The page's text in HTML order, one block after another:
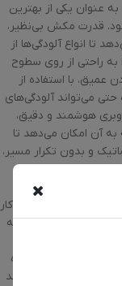
عنوان یکی از بهترین
قدرت مکش بی‌نظیر،
تا انواع آلودگی‌ها از
به راحتی از روی سطوح
با استفاده از
می‌تواند آلودگی‌های
هوشمند و دقیق،
آن امکان می‌دهد تا
و بدون تکرار مسیر،
از اپلیکیشن همراه،
به آن‌ها وارد شود،
برای نظافت خودکار
تمیز و مرتب داشته
صدای کم این دستگاه
نکند. تمیز کردن چند